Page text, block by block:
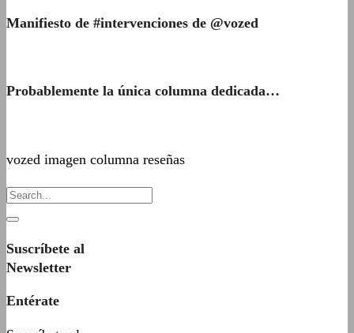
Manifiesto de #intervenciones de @vozed
Probablemente la única columna dedicada…
vozed imagen columna reseñas
Suscríbete al
Newsletter
Entérate